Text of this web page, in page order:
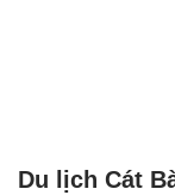
Du lịch Cát